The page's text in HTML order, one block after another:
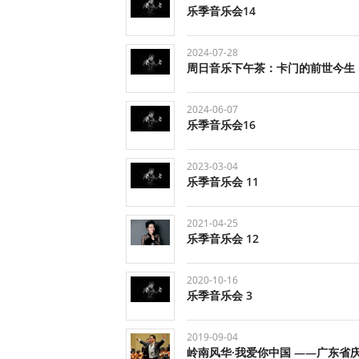
乐季音乐会14
2024-07-28
周日音乐下午茶：卡门的前世今生
2024-06-07
乐季音乐会16
2023-03-04
乐季音乐会 11
2021-04-25
乐季音乐会 12
2020-10-16
乐季音乐会 3
2019-09-04
岭南风华·我爱你中国 ——广东省